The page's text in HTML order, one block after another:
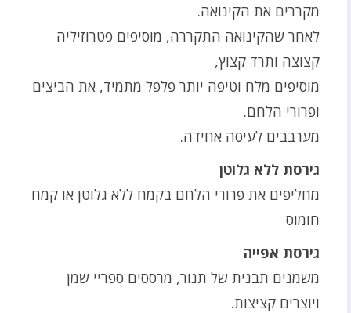
מקררים את הקינואה.
לאחר שהקינואה התקררה, מוסיפים פטרוזיליה
קצוצה ותרד קצוץ,
מוסיפים מלח וטיפה יותר פלפל מתמיד, את הביצים
ופרורי הלחם.
מערבבים לעיסה אחידה.
גירסת ללא גלוטן
מחליפים את פרורי הלחם בקמח ללא גלוטן או קמח
חומוס
גירסת אפייה
משמנים תבנית של תנור, מרססים ספריי שמן
ויוצרים קציצות.